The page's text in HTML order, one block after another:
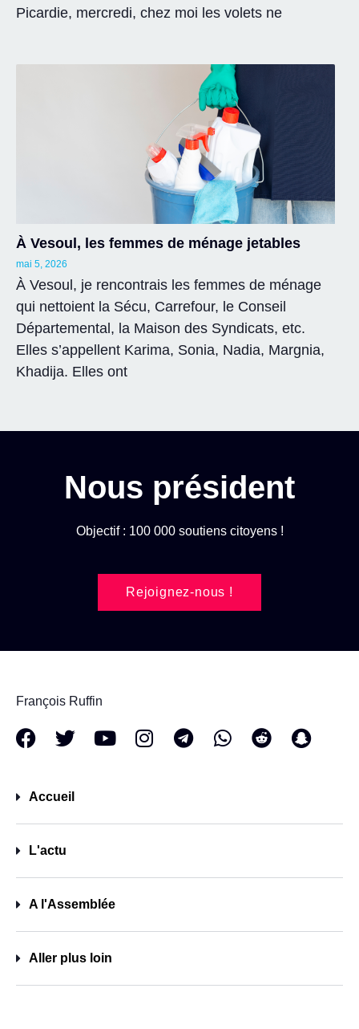
Picardie, mercredi, chez moi les volets ne
À Vesoul, les femmes de ménage jetables
mai 5, 2026
À Vesoul, je rencontrais les femmes de ménage
qui nettoient la Sécu, Carrefour, le Conseil
Départemental, la Maison des Syndicats, etc.
Elles s’appellent Karima, Sonia, Nadia, Margnia,
Khadija. Elles ont
Nous président
Objectif : 100 000 soutiens citoyens !
Rejoignez-nous !
François Ruffin
Accueil
L'actu
A l'Assemblée
Aller plus loin